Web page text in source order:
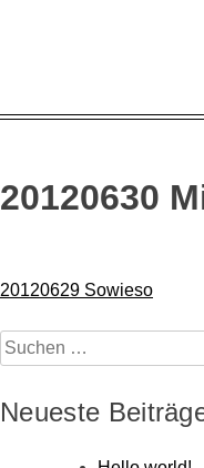
20120630
20120629 Sowieso
Suchen
nach:
Neueste